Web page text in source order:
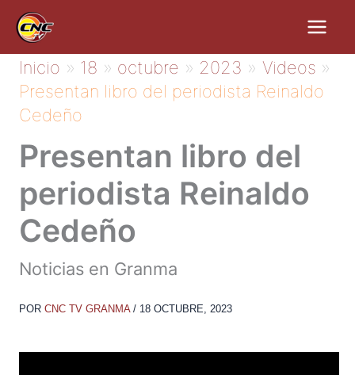
contenido
Inicio 18 octubre 2023
Videos
Presentan libro del periodista Reinaldo
Cedeño
Presentan libro del
periodista Reinaldo
Cedeño
Noticias en Granma
POR CNC TV GRANMA / 18 OCTUBRE, 2023